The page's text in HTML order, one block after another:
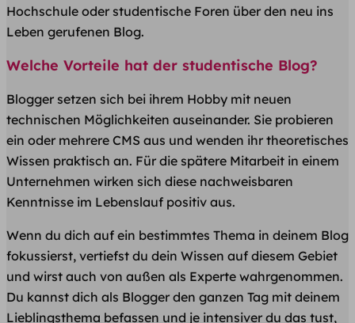
Hochschule oder studentische Foren über den neu ins
Leben gerufenen Blog.
Welche Vorteile hat der studentische Blog?
Blogger setzen sich bei ihrem Hobby mit neuen
technischen Möglichkeiten auseinander. Sie probieren
ein oder mehrere CMS aus und wenden ihr theoretisches
Wissen praktisch an. Für die spätere Mitarbeit in einem
Unternehmen wirken sich diese nachweisbaren
Kenntnisse im Lebenslauf positiv aus.
Wenn du dich auf ein bestimmtes Thema in deinem Blog
fokussierst, vertiefst du dein Wissen auf diesem Gebiet
und wirst auch von außen als Experte wahrgenommen.
Du kannst dich als Blogger den ganzen Tag mit deinem
Lieblingsthema befassen und je intensiver du das tust,